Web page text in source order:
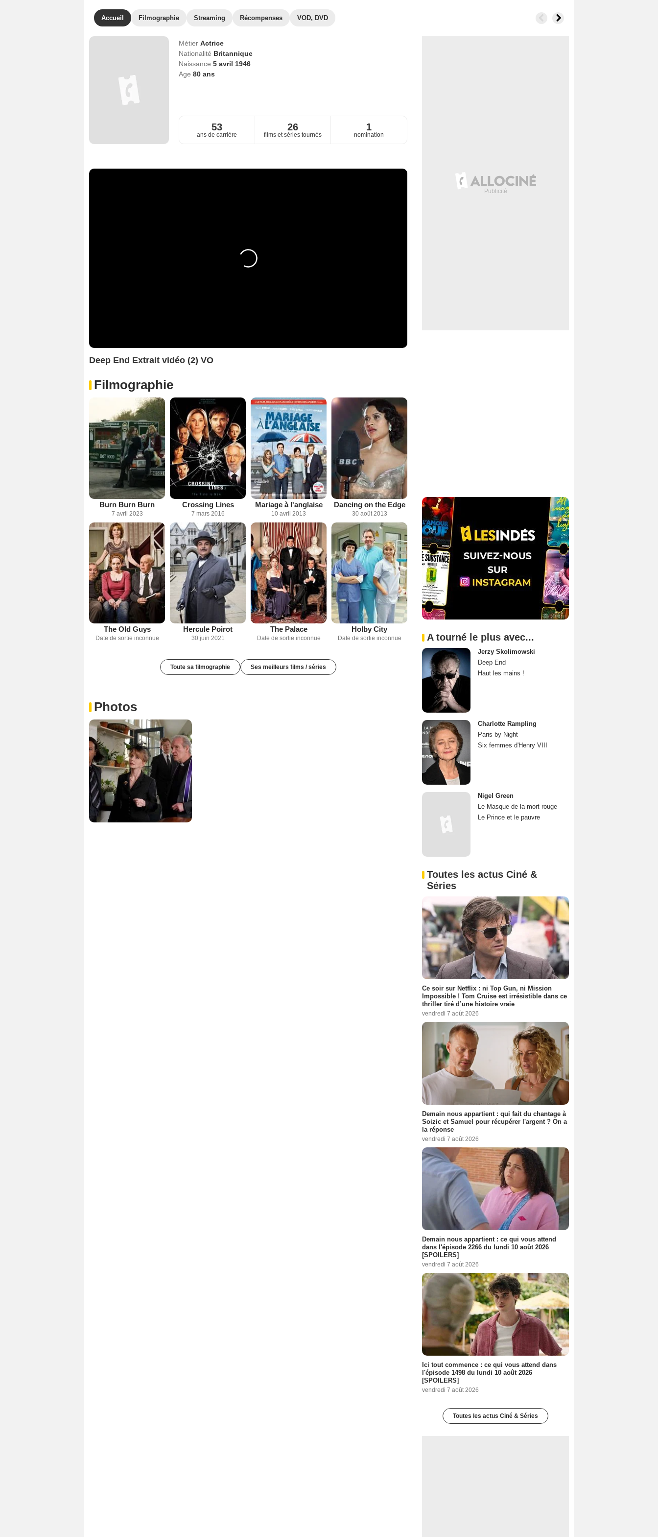
Accueil Filmographie Streaming Récompenses VOD, DVD
Métier Actrice
Nationalité Britannique
Naissance 5 avril 1946
Age 80ans
53
ans de carrière
26
films et séries tournés
1
nomination
Deep End Extrait vidéo (2) VO
Filmographie
Burn Burn Burn
7 avril 2023
Crossing Lines
7 mars 2016
Mariage à l'anglaise
10 avril 2013
Dancing on the Edge
30 août 2013
The Old Guys
Date de sortie inconnue
Hercule Poirot
30 juin 2021
The Palace
Date de sortie inconnue
Holby City
Date de sortie inconnue
Toute sa filmographie Ses meilleurs films / séries
Photos
A tourné le plus avec...
Jerzy Skolimowski
Deep End
Haut les mains !
Charlotte Rampling
Paris by Night
Six femmes d'Henry VIII
Nigel Green
Le Masque de la mort rouge
Le Prince et le pauvre
Toutes les actus Ciné &
Séries
Ce soir sur Netflix : ni Top Gun, ni Mission
Impossible ! Tom Cruise est irrésistible dans ce
thriller tiré d’une histoire vraie
vendredi 7 août 2026
Demain nous appartient : qui fait du chantage à
Soizic et Samuel pour récupérer l'argent ? On a
la réponse
vendredi 7 août 2026
Demain nous appartient : ce qui vous attend
dans l'épisode 2266 du lundi 10 août 2026
[SPOILERS]
vendredi 7 août 2026
Ici tout commence : ce qui vous attend dans
l'épisode 1498 du lundi 10 août 2026
[SPOILERS]
vendredi 7 août 2026
Toutes les actus Ciné & Séries